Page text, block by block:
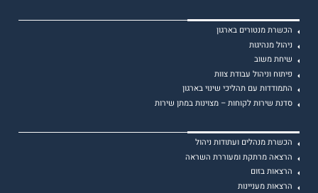
הכשרת מנטורים בארגון
ניהול מנהיגות
שיחת משוב
פיתוח וניהול עבודת צוות
התמודדות עם תהליכי שינוי בארגון
סדנת שירות לקוחות – מצוינות במתן שירות
הכשרת מנהלים ועתודות ניהול
הרצאה מרתקת ומעוררת השראה
הרצאות בזום
הרצאות מעניינות